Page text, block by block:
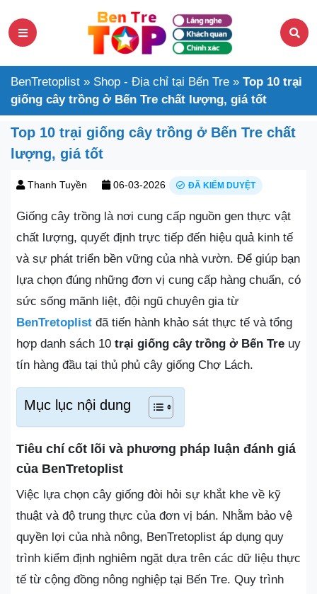
BenTretoplist » Shop - Địa chỉ tại Bến Tre » Top 10 trại
giống cây trồng ở Bến Tre chất lượng, giá tốt
Top 10 trại giống cây trồng ở Bến Tre chất
lượng, giá tốt
Thanh Tuyền 06-03-2026 ĐÃ KIỂM DUYỆT
Giống cây trồng là nơi cung cấp nguồn gen thực vật
chất lượng, quyết định trực tiếp đến hiệu quả kinh tế
và sự phát triển bền vững của nhà vườn. Để giúp bạn
lựa chọn đúng những đơn vị cung cấp hàng chuẩn, có
sức sống mãnh liệt, đội ngũ chuyên gia từ
BenTretoplist đã tiến hành khảo sát thực tế và tổng
hợp danh sách 10 trại giống cây trồng ở Bến Tre uy
tín hàng đầu tại thủ phủ cây giống Chợ Lách.
Mục lục nội dung
Tiêu chí cốt lõi và phương pháp luận đánh giá
của BenTretoplist
Việc lựa chọn cây giống đòi hỏi sự khắt khe về kỹ
thuật và độ trung thực của đơn vị bán. Nhằm bảo vệ
quyền lợi của nhà nông, BenTretoplist áp dụng quy
trình kiểm định nghiêm ngặt dựa trên các dữ liệu thực
tế từ cộng đồng nông nghiệp tại Bến Tre. Quy trình